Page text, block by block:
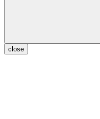
close